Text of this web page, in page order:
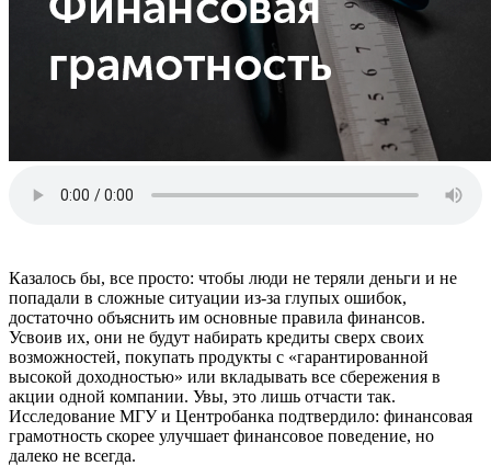
Казалось бы, все просто: чтобы люди не теряли деньги и не
попадали в сложные ситуации из-за глупых ошибок,
достаточно объяснить им основные правила финансов.
Усвоив их, они не будут набирать кредиты сверх своих
возможностей, покупать продукты с «гарантированной
высокой доходностью» или вкладывать все сбережения в
акции одной компании. Увы, это лишь отчасти так.
Исследование МГУ и Центробанка подтвердило: финансовая
грамотность скорее улучшает финансовое поведение, но
далеко не всегда.